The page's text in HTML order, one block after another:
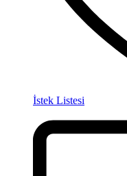
İstek Listesi